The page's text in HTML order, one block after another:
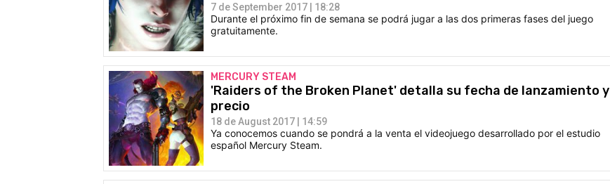
7 de September 2017 | 18:28
Durante el próximo fin de semana se podrá jugar a las dos primeras fases del juego
gratuitamente.
MERCURY STEAM
'Raiders of the Broken Planet' detalla su fecha de lanzamiento y
precio
18 de August 2017 | 14:59
Ya conocemos cuando se pondrá a la venta el videojuego desarrollado por el estudio
español Mercury Steam.